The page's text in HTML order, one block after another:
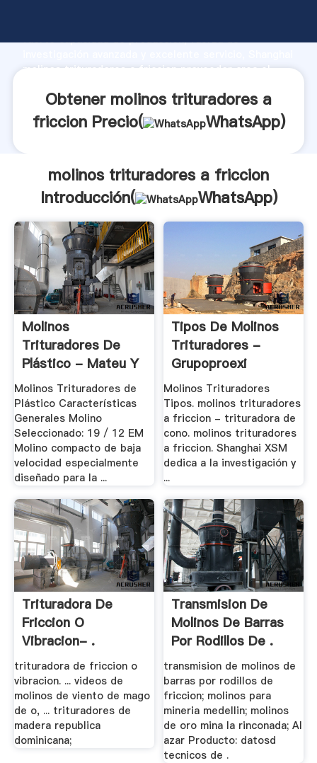
fuerte capacidad de producción, fuerza de
molinos trituradores a friccion proveedor crea el
Obtener molinos trituradores a
friccion Precio(
WhatsApp)
molinos trituradores a friccion
Introducción(
WhatsApp)
Molinos
Trituradores De
Plástico - Mateu Y
Solé, .
Molinos Trituradores de
Plástico Características
Generales Molino
Seleccionado: 19 / 12 EM
Molino compacto de baja
velocidad especialmente
diseñado para la ...
Tipos De Molinos
Trituradores -
Grupoproexi
Molinos Trituradores
Tipos. molinos trituradores
a friccion - trituradora de
cono. molinos trituradores
a friccion. Shanghai XSM
dedica a la investigación y
...
Trituradora De
Friccion O
Vibracion- .
trituradora de friccion o
vibracion. ... videos de
molinos de viento de mago
de o, ... trituradores de
madera republica
dominicana;
Transmision De
Molinos De Barras
Por Rodillos De .
transmision de molinos de
barras por rodillos de
friccion; molinos para
mineria medellin; molinos
de oro mina la rinconada; Al
azar Producto: datosd
tecnicos de .